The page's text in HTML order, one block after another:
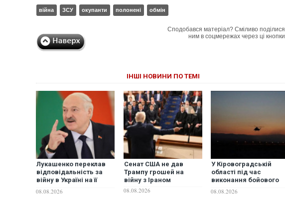
війна ЗСУ окупанти полонені обмін
Сподобався матеріал? Сміливо поділися
ним в соцмережах через ці кнопки
ІНШІ НОВИНИ ПО ТЕМІ
Лукашенко переклав
відповідальність за
війну в Україні на її
08.08.2026
Сенат США не дав
Трампу грошей на
війну з Іраном
08.08.2026
У Кіровоградській
області під час
виконання бойового
вертоліт ЗСУ — загинув
08.08.2026